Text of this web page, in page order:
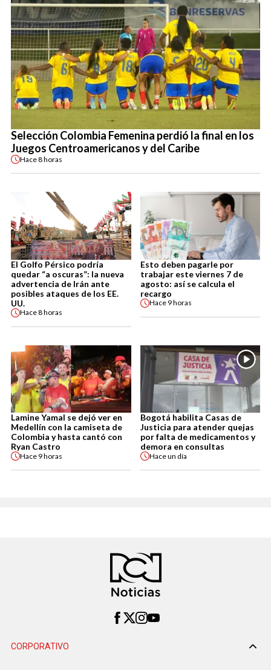
Selección Colombia Femenina perdió la final en los
Juegos Centroamericanos y del Caribe
Hace8 horas
El Golfo Pérsico podría
quedar “a oscuras”: la nueva
advertencia de Irán ante
posibles ataques de los EE.
UU.
Hace8 horas
Esto deben pagarle por
trabajar este viernes 7 de
agosto: así se calcula el
recargo
Hace 9 horas
Lamine Yamal se dejó ver en
Medellín con la camiseta de
Colombia y hasta cantó con
Ryan Castro
Hace 9 horas
Bogotá habilita Casas de
Justicia para atender quejas
por falta de medicamentos y
demora en consultas
Haceun día
CORPORATIVO